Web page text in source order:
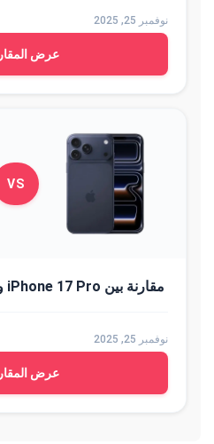
نوفمبر 25, 2025
عرض
VS
مقارنة بين iPhone 17 Pro و iPhone 17 Pro Max
نوفمبر 25, 2025
عرض